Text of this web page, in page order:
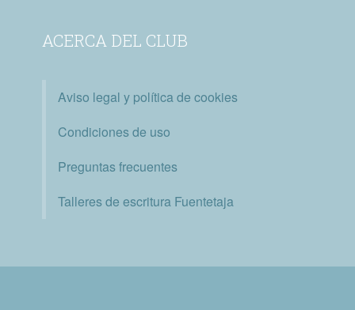
ACERCA DEL CLUB
Aviso legal y política de cookies
Condiciones de uso
Preguntas frecuentes
Talleres de escritura Fuentetaja